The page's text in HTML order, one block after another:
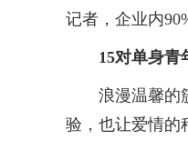
记者，企业内
15对单身青
浪漫温馨的簇
验，也让爱情的